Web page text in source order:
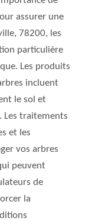
assurer une
78200, les
particulière
Les produits
incluent
le sol et
Les traitements
et les
vos arbres
peuvent
de
la